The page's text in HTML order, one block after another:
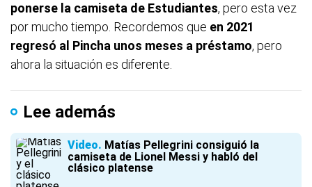
ponerse la camiseta de Estudiantes, pero esta vez
por mucho tiempo. Recordemos que en 2021
regresó al Pincha unos meses a préstamo, pero
ahora la situación es diferente.
Lee además
Video Matías Pellegrini consiguió la
camiseta de Lionel Messi y habló del
clásico platense